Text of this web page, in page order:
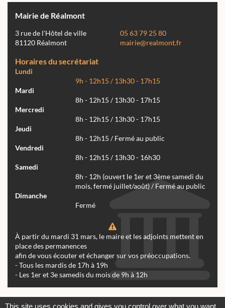
Mairie de Réalmont
3 rue de l'Hôtel de ville
81120 Réalmont
05 63 79 25 80
mairie@realmont.fr
Horaires du secrétariat
Lundi
9h - 12h15 / 13h30 - 17h15
Mardi
8h - 12h15 / 13h30 - 17h15
Mercredi
8h - 12h15 / 13h30 - 17h15
Jeudi
8h - 12h15 / Fermé au public
Vendredi
8h - 12h15 / 13h30 - 16h30
Samedi
8h - 12h (ouvert le 1er et 3ème samedi du
mois, fermé juillet/août) / Fermé au public
Dimanche
Fermé
À partir du mardi 31 mars, le maire et les adjoints mettent en
place des permanences
afin de vous écouter et échanger sur vos préoccupations.
- Tous les mardis de 17h à 19h
- Les 1er et 3e samedis du mois de 9h à 12h
This site uses cookies and gives you control over what you want